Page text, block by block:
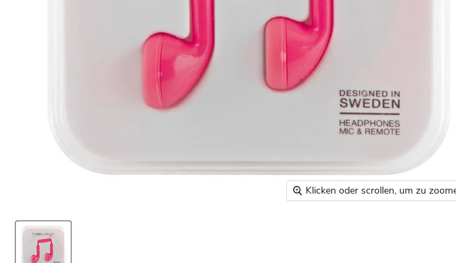
Klicken oder scrollen, um zu